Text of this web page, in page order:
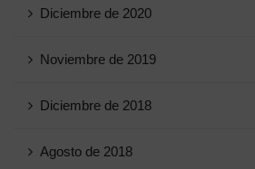
Diciembre de 2020
Noviembre de 2019
Diciembre de 2018
Agosto de 2018